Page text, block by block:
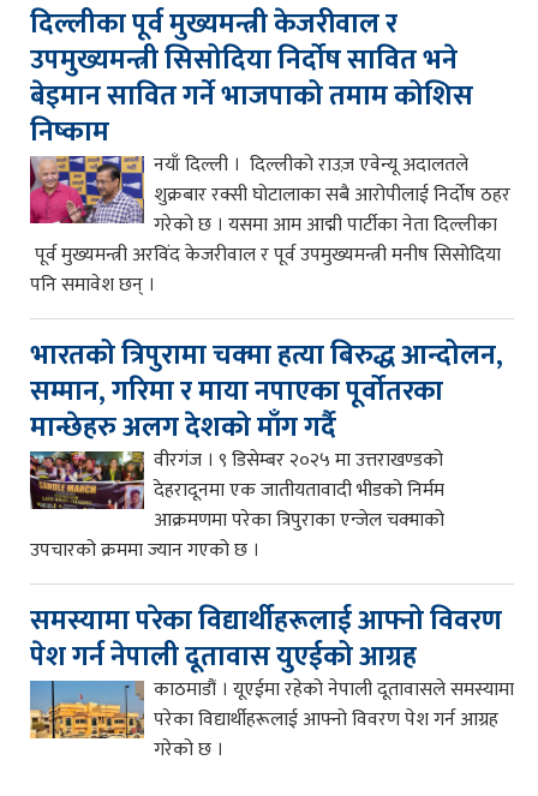
दिल्लीका पूर्व मुख्यमन्त्री केजरीवाल र
उपमुख्यमन्त्री सिसोदिया निर्दोष सावित भने
बेइमान सावित गर्ने भाजपाको तमाम कोशिस
निष्काम
नयाँ दिल्ली । दिल्लीको राउज़ एवेन्यू अदालतले
शुक्रबार रक्सी घोटालाका सबै आरोपीलाई निर्दोष ठहर
गरेको छ । यसमा आम आद्मी पार्टीका नेता दिल्लीका
पूर्व मुख्यमन्त्री अरविंद केजरीवाल र पूर्व उपमुख्यमन्त्री मनीष सिसोदिया
पनि समावेश छन् ।
भारतको त्रिपुरामा चक्मा हत्या बिरुद्ध आन्दोलन,
सम्मान, गरिमा र माया नपाएका पूर्वोतरका
मान्छेहरु अलग देशको माँग गर्दै
वीरगंज । ९ डिसेम्बर २०२५ मा उत्तराखण्डको
देहरादूनमा एक जातीयतावादी भीडको निर्मम
आक्रमणमा परेका त्रिपुराका एन्जेल चक्माको
उपचारको क्रममा ज्यान गएको छ ।
समस्यामा परेका विद्यार्थीहरूलाई आफ्नो विवरण
पेश गर्न नेपाली दूतावास युएईको आग्रह
काठमाडौं । यूएईमा रहेको नेपाली दूतावासले समस्यामा
परेका विद्यार्थीहरूलाई आफ्नो विवरण पेश गर्न आग्रह
गरेको छ ।